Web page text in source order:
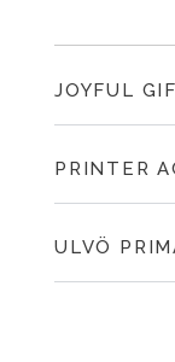
JOYFUL
PRINTER
ULVÖ